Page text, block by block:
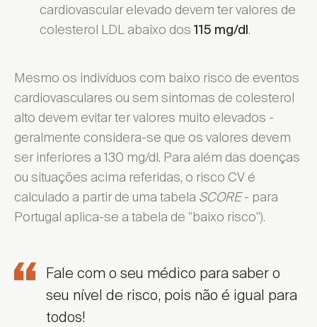
cardiovascular elevado devem ter valores de
colesterol LDL abaixo dos 115 mg/dl.
Mesmo os indivíduos com baixo risco de eventos
cardiovasculares ou sem sintomas de colesterol
alto devem evitar ter valores muito elevados -
geralmente considera-se que os valores devem
ser inferiores a 130 mg/dl. Para além das doenças
ou situações acima referidas, o risco CV é
calculado a partir de uma tabela SCORE- para
Portugal aplica-se a tabela de "baixo risco").
Fale com o seu médico para saber o
seu nível de risco, pois não é igual para
todos!